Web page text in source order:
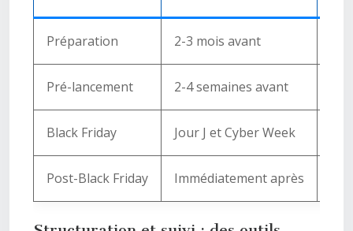
Préparation 2-3 mois avant
Pré-lancement 2-4 semaines avant
Black Friday Jour J et Cyber Week
Post-Black Friday Immédiatement après